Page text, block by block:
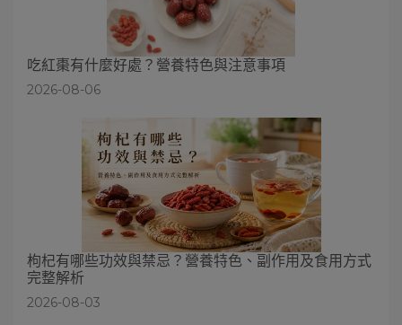
吃紅棗有什麼好處？營養特色與注意事項
2026-08-06
枸杞有哪些功效與禁忌？營養特色、副作用及食用方式
完整解析
2026-08-03